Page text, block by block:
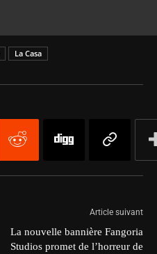
La Casa
Article suivant
La nouvelle bannière Fangoria
Studios promet de l’horreur de